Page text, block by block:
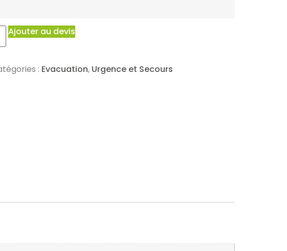
Ajouter au devis
: Evacuation, Urgence et Secours